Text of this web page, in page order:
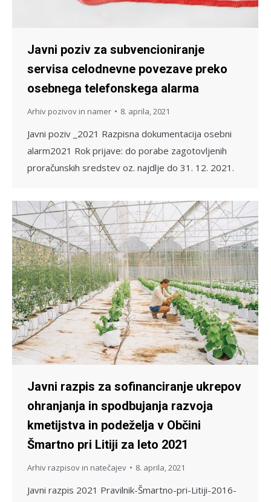
Javni poziv za subvencioniranje
servisa celodnevne povezave preko
osebnega telefonskega alarma
Arhiv pozivov in namer 8. aprila, 2021
Javni poziv _2021 Razpisna dokumentacija osebni
alarm2021 Rok prijave: do porabe zagotovljenih
proračunskih sredstev oz. najdlje do 31. 12. 2021.
Javni razpis za sofinanciranje ukrepov
ohranjanja in spodbujanja razvoja
kmetijstva in podeželja v Občini
Šmartno pri Litiji za leto 2021
Arhiv razpisov in natečajev 8. aprila, 2021
Javni razpis 2021 Pravilnik-Šmartno-pri-Litiji-2016-